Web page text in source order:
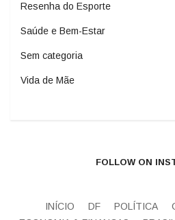
Resenha do Esporte
Saúde e Bem-Estar
Sem categoria
Vida de Mãe
FOLLOW ON
INÍCIO DF POLÍTICA